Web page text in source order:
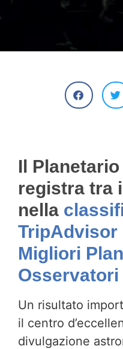
Il
registra tra
nella
TripAdvisor
Migliori
Osservatori
Un risultato
il centro
divulgazione